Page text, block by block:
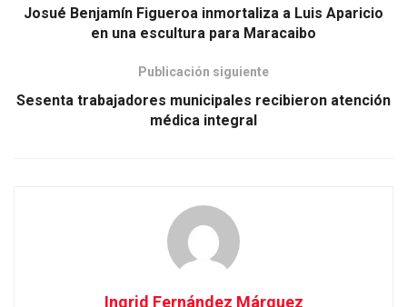
Josué Benjamín Figueroa inmortaliza a Luis Aparicio
en una escultura para Maracaibo
Publicación siguiente
Sesenta trabajadores municipales recibieron atención
médica integral
Ingrid Fernández Márquez